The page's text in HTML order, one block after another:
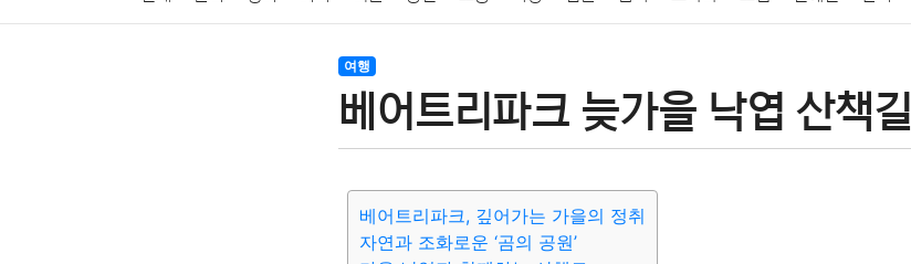
결혼 육아
기술 종교 사회 정치 건강 의료 의학 경제 마케팅 부동산
여행
베어트리파크 늦가을 낙엽 산책길
베어트리파크, 깊어가는 가을의 정취
자연과 조화로운 ‘곰의 공원’